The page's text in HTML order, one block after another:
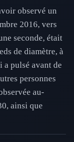
observé un
2016, vers
seconde, était
de diamètre, à
a pulsé avant de
personnes
au-
ainsi que